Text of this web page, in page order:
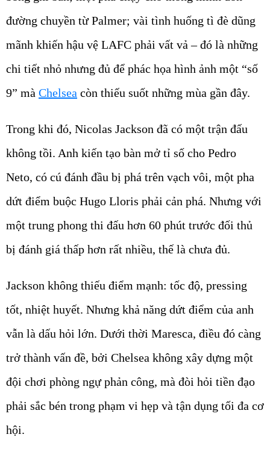
đường chuyền từ Palmer; vài tình huống tì đè dũng
mãnh khiến hậu vệ LAFC phải vất vả – đó là những
chi tiết nhỏ nhưng đủ để phác họa hình ảnh một “số
9” mà Chelsea còn thiếu suốt những mùa gần đây.
Trong khi đó, Nicolas Jackson đã có một trận đấu
không tồi. Anh kiến tạo bàn mở tỉ số cho Pedro
Neto, có cú đánh đầu bị phá trên vạch vôi, một pha
dứt điểm buộc Hugo Lloris phải cản phá. Nhưng với
một trung phong thi đấu hơn 60 phút trước đối thủ
bị đánh giá thấp hơn rất nhiều, thế là chưa đủ.
Jackson không thiếu điểm mạnh: tốc độ, pressing
tốt, nhiệt huyết. Nhưng khả năng dứt điểm của anh
vẫn là dấu hỏi lớn. Dưới thời Maresca, điều đó càng
trở thành vấn đề, bởi Chelsea không xây dựng một
đội chơi phòng ngự phản công, mà đòi hỏi tiền đạo
phải sắc bén trong phạm vi hẹp và tận dụng tối đa cơ
hội.